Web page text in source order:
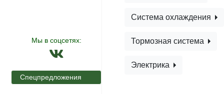
Мы в соцсетях:
Спецпредложения
Система охлаждения
Тормозная система
Электрика